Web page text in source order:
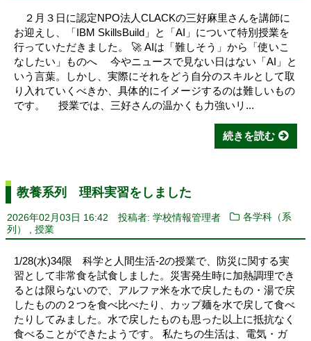
２月３日に認定NPO法人CLACKの三好麻里さんを講師に
お迎えし、「IBM SkillsBuild」と「AI」について特別授業を
行っていただきました。 🚀 AIは「難しそう」から「使いこ
なしたい」ものへ 今やニュースで見ない日はない「AI」と
いう言葉。しかし、実際にそれをどう自分のスキルとして取
り入れていくべきか、具体的にイメージするのは難しいもの
です。 授業では、三好さんの温かくも力強いリ...
続きを読む
教養系列 理科実習をしました
2026年02月03日 16:42 投稿者: 学校情報管理者
各学科（系
列）
, 授業
1/28(水)34限 科学と人間生活-2の授業で、防災に関する実
習として非常食を試食しました。災害発生時に加熱調理でき
るとは限らないので、アルファ米を水で戻したもの・湯で戻
したものの２つを食べ比べたり、カップ麺を水で戻して食べ
たりしてみました。水で戻したものも思った以上に抵抗なく
食べることができたようです。 私たちの生活は、電気・ガ